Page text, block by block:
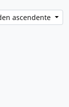
ascendente